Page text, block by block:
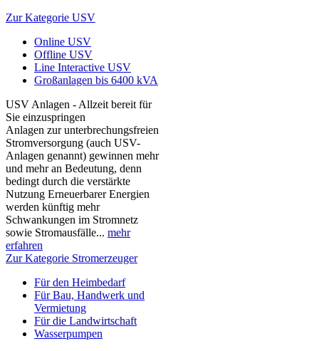
Zur Kategorie USV
Online USV
Offline USV
Line Interactive USV
Großanlagen bis 6400 kVA
USV Anlagen - Allzeit bereit für
Sie einzuspringen
Anlagen zur unterbrechungsfreien
Stromversorgung (auch USV-
Anlagen genannt) gewinnen mehr
und mehr an Bedeutung, denn
bedingt durch die verstärkte
Nutzung Erneuerbarer Energien
werden künftig mehr
Schwankungen im Stromnetz
sowie Stromausfälle... mehr
erfahren
Zur Kategorie Stromerzeuger
Für den Heimbedarf
Für Bau, Handwerk und
Vermietung
Für die Landwirtschaft
Wasserpumpen